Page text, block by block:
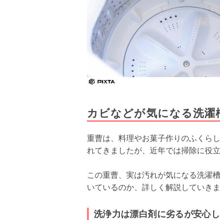
カビなどが気になる洗
重曹は、料理やお菓子作りのふくら
れてきましたが、近年では掃除に役
この重曹、実は汚れが気になる洗濯
いているのか、詳しく解説していき
洗浄力は漂白剤に劣るが安心